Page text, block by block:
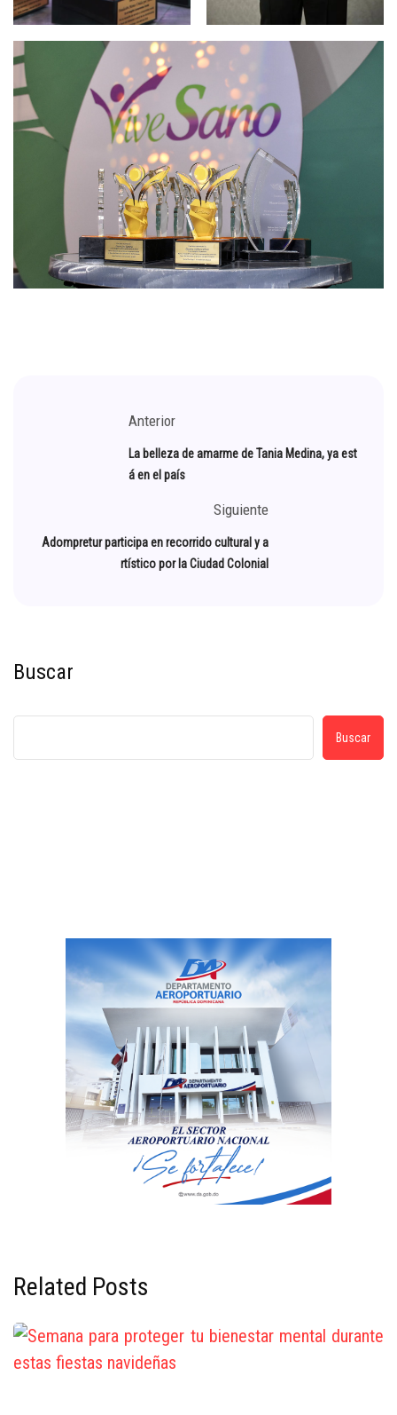
Anterior
La belleza de amarme de Tania Medina, ya est
á en el país
Siguiente
Adompretur participa en recorrido cultural y a
rtístico por la Ciudad Colonial
Buscar
Buscar
Related Posts